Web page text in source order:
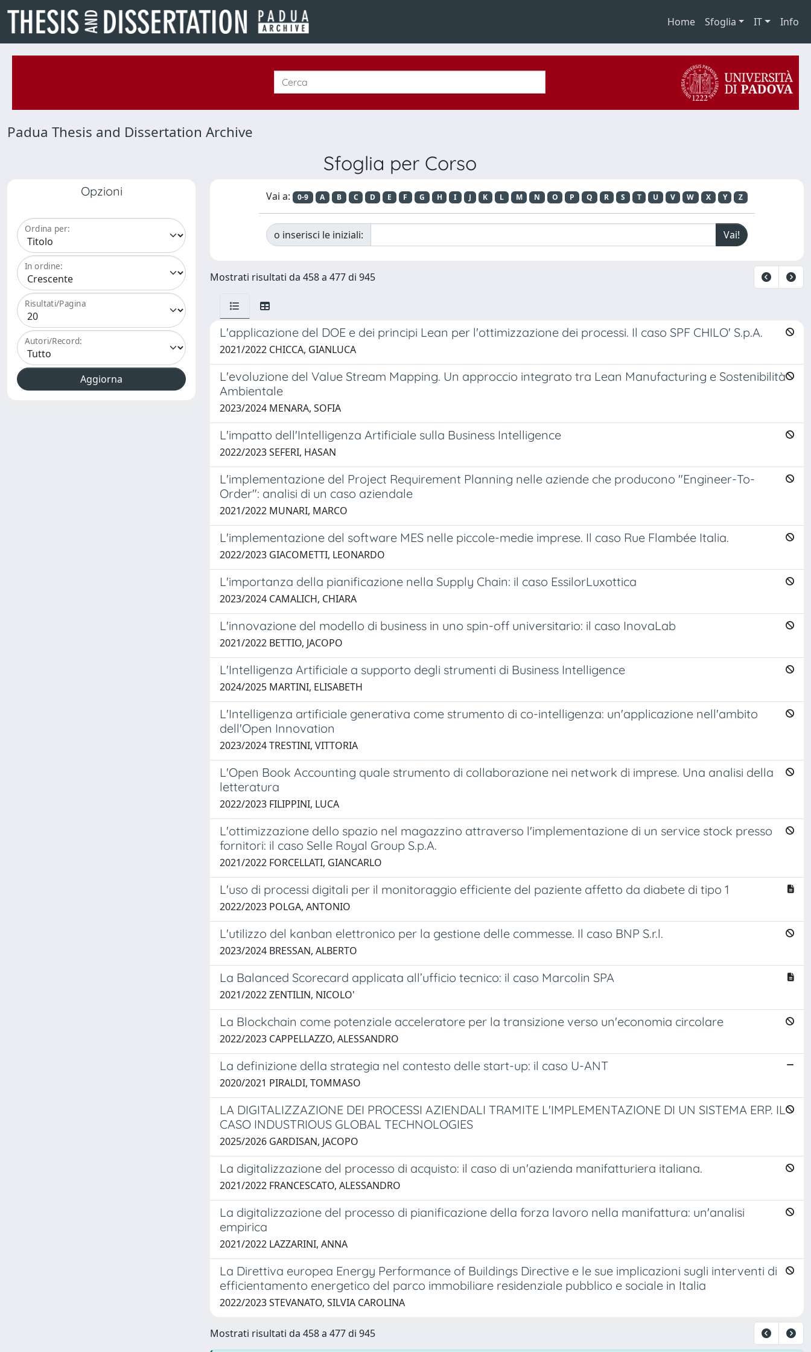
Home Sfoglia IT Info
Padua Thesis and Dissertation Archive
Sfoglia per Corso
Opzioni
Ordina per:
In ordine:
Risultati/Pagina
Autori/Record:
Vai a: 0-9 A B C D E F G H I J K L M N O P Q R S T U V W X Y Z
o inserisci le iniziali:
Mostrati risultati da 458 a 477 di 945
L'applicazione del DOE e dei principi Lean per l'ottimizzazione dei processi. Il caso SPF CHILO' S.p.A.
2021/2022 CHICCA, GIANLUCA
L'evoluzione del Value Stream Mapping. Un approccio integrato tra Lean Manufacturing e Sostenibilità
Ambientale
2023/2024 MENARA, SOFIA
L'impatto dell'Intelligenza Artificiale sulla Business Intelligence
2022/2023 SEFERI, HASAN
L'implementazione del Project Requirement Planning nelle aziende che producono "Engineer-To-
Order": analisi di un caso aziendale
2021/2022 MUNARI, MARCO
L'implementazione del software MES nelle piccole-medie imprese. Il caso Rue Flambée Italia.
2022/2023 GIACOMETTI, LEONARDO
L'importanza della pianificazione nella Supply Chain: il caso EssilorLuxottica
2023/2024 CAMALICH, CHIARA
L'innovazione del modello di business in uno spin-off universitario: il caso InovaLab
2021/2022 BETTIO, JACOPO
L'Intelligenza Artificiale a supporto degli strumenti di Business Intelligence
2024/2025 MARTINI, ELISABETH
L'Intelligenza artificiale generativa come strumento di co-intelligenza: un'applicazione nell'ambito
dell'Open Innovation
2023/2024 TRESTINI, VITTORIA
L'Open Book Accounting quale strumento di collaborazione nei network di imprese. Una analisi della
letteratura
2022/2023 FILIPPINI, LUCA
L'ottimizzazione dello spazio nel magazzino attraverso l'implementazione di un service stock presso
fornitori: il caso Selle Royal Group S.p.A.
2021/2022 FORCELLATI, GIANCARLO
L'uso di processi digitali per il monitoraggio efficiente del paziente affetto da diabete di tipo 1
2022/2023 POLGA, ANTONIO
L'utilizzo del kanban elettronico per la gestione delle commesse. Il caso BNP S.r.l.
2023/2024 BRESSAN, ALBERTO
La Balanced Scorecard applicata all’ufficio tecnico: il caso Marcolin SPA
2021/2022 ZENTILIN, NICOLO'
La Blockchain come potenziale acceleratore per la transizione verso un'economia circolare
2022/2023 CAPPELLAZZO, ALESSANDRO
La definizione della strategia nel contesto delle start-up: il caso U-ANT
2020/2021 PIRALDI, TOMMASO
LA DIGITALIZZAZIONE DEI PROCESSI AZIENDALI TRAMITE L'IMPLEMENTAZIONE DI UN SISTEMA ERP. IL
CASO INDUSTRIOUS GLOBAL TECHNOLOGIES
2025/2026 GARDISAN, JACOPO
La digitalizzazione del processo di acquisto: il caso di un'azienda manifatturiera italiana.
2021/2022 FRANCESCATO, ALESSANDRO
La digitalizzazione del processo di pianificazione della forza lavoro nella manifattura: un'analisi
empirica
2021/2022 LAZZARINI, ANNA
La Direttiva europea Energy Performance of Buildings Directive e le sue implicazioni sugli interventi di
efficientamento energetico del parco immobiliare residenziale pubblico e sociale in Italia
2022/2023 STEVANATO, SILVIA CAROLINA
Mostrati risultati da 458 a 477 di 945